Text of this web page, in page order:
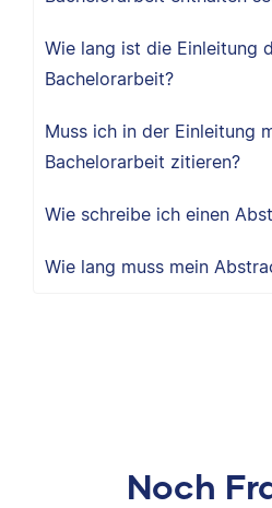
Wie lang ist die Einleitung
Bachelorarbeit?
Muss ich in der Einleitung
Bachelorarbeit zitieren?
Wie schreibe ich einen
Wie lang muss mein
Noch